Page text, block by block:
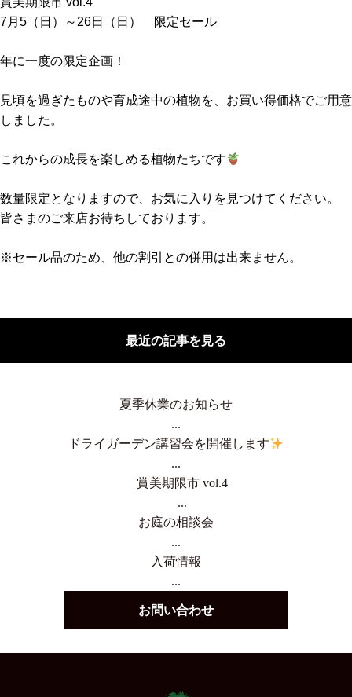
7月5（日）～26日（日） 限定セール
年に一度の限定企画！
見頃を過ぎたものや育成途中の植物を、お買い得価格でご用意
しました。
これからの成長を楽しめる植物たちです
数量限定となりますので、お気に入りを見つけてください。
皆さまのご来店お待ちしております。
※セール品のため、他の割引との併用は出来ません。
最近の記事を見る
夏季休業のお知らせ
...
ドライガーデン講習会を開催します
...
賞美期限市 vol.4
...
お庭の相談会
...
入荷情報
...
お問い合わせ